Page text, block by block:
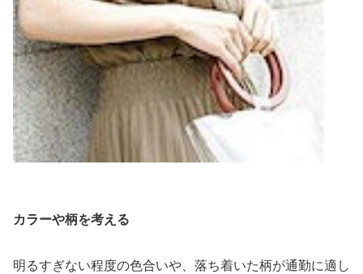
カラーや柄を考える
明るすぎない程度の色合いや、落ち着いた柄が通勤に適し